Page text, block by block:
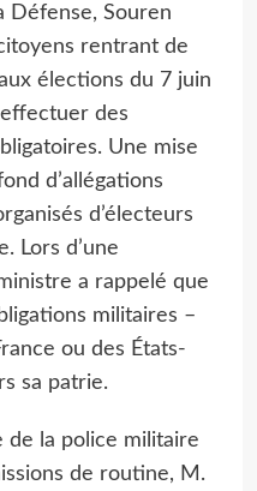
Défense, Souren
rentrant de
élections du 7 juin
des
Une mise
d’allégations
d’électeurs
Lors d’une
a rappelé que
militaires –
ou des États-
sa patrie.
de la police militaire
de routine, M.